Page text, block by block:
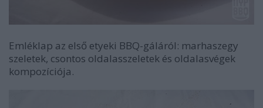
Emléklap az első etyeki BBQ-gáláról: marhaszegy
szeletek, csontos oldalasszeletek és oldalasvégek
kompozíciója.